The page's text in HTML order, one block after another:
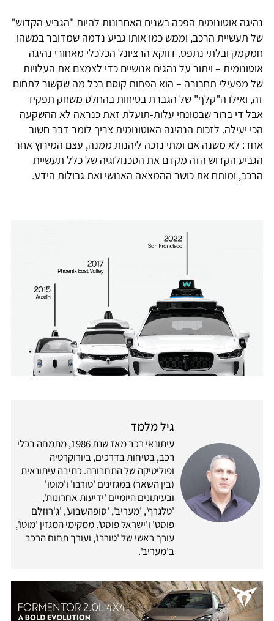
נהיגה אוטונומית הפכה בשנים האחרונות להיות "הגביע הקדוש"
של תעשיית הרכב, וממש כמו אותו גביע נדמה שמדובר במשהו
חמקמק ובלתי נתפס. דווקא הרציונל הכלכלי מאחורי נהיגה
אוטונומית – ויתור על נהגים אנושיים כדי לצמצם את העלויות
של מפעילי תחבורה – הוא הפחות קוסם בכל מה שקשור לתחום
זה, ואילו ה"קלף" של הגברת בטיחות בהחלט משחק תפקיד
אבל די ברור שבמונחי עלות-תועלת זאת כנראה לא ההשקעה
הכי יעילה. לזכות הנהיגה האוטונומית צריך לומר דבר חשוב
אחד: לא משנה אם ומתי נזכה ליהנות ממנה, עצם המירוץ אחר
הגביע הקדוש הזה מקדם את הטכנולוגיה של כלל תעשיית
הרכב, ומותח את כושר ההמצאה האנושי ואת גבולות הידע.
גיל מלמד
עיתונאי רכב מאז שנת 1986, מתמחה בכלי
רכב, בטיחות בדרכים, ביורוקרטיה
ופוליטיקה של התחבורה. כתיבה עיתונאית
(בין השאר) במגזינים 'טורבו' ו'מוטו'
ובעיתונים היומיים 'ידיעות אחרונות',
'טלגרף', 'מעריב', 'סופהשבוע', 'ג'רוזלם
פוסט' ו'ישראל פוסט'. ממקימי המגזין 'מוטו',
עורך ראשי של 'טורבו', ועורך תחום הרכב
ב'מעריב'.